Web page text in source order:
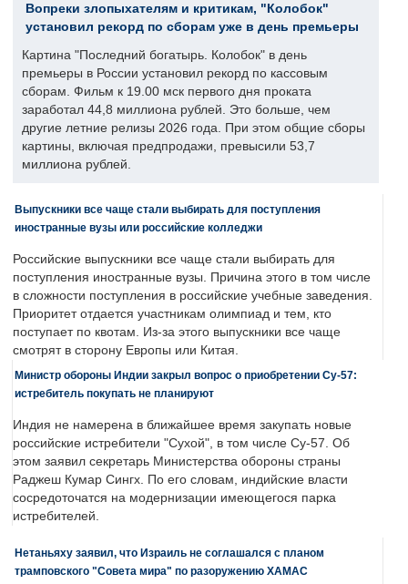
Вопреки злопыхателям и критикам, "Колобок"
установил рекорд по сборам уже в день премьеры
Картина "Последний богатырь. Колобок" в день
премьеры в России установил рекорд по кассовым
сборам. Фильм к 19.00 мск первого дня проката
заработал 44,8 миллиона рублей. Это больше, чем
другие летние релизы 2026 года. При этом общие сборы
картины, включая предпродажи, превысили 53,7
миллиона рублей.
Выпускники все чаще стали выбирать для поступления
иностранные вузы или российские колледжи
Российские выпускники все чаще стали выбирать для
поступления иностранные вузы. Причина этого в том числе
в сложности поступления в российские учебные заведения.
Приоритет отдается участникам олимпиад и тем, кто
поступает по квотам. Из-за этого выпускники все чаще
смотрят в сторону Европы или Китая.
Министр обороны Индии закрыл вопрос о приобретении Су-57:
истребитель покупать не планируют
Индия не намерена в ближайшее время закупать новые
российские истребители "Сухой", в том числе Су-57. Об
этом заявил секретарь Министерства обороны страны
Раджеш Кумар Сингх. По его словам, индийские власти
сосредоточатся на модернизации имеющегося парка
истребителей.
Нетаньяху заявил, что Израиль не соглашался с планом
трамповского "Совета мира" по разоружению ХАМАС